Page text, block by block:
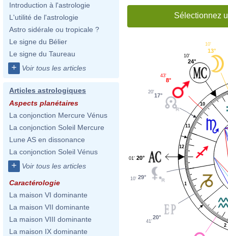
Introduction à l'astrologie
L'utilité de l'astrologie
Astro sidérale ou tropicale ?
Le signe du Bélier
Le signe du Taureau
+ Voir tous les articles
Articles astrologiques
Aspects planétaires
La conjonction Mercure Vénus
La conjonction Soleil Mercure
Lune AS en dissonance
La conjonction Soleil Vénus
+ Voir tous les articles
Caractérologie
La maison VI dominante
La maison VII dominante
La maison VIII dominante
La maison IX dominante
Sélectionnez
1
2
10
11
12
13°
10'
24°
10'
8°
43'
17°
20'
20°
01'
29°
10'
20°
41'